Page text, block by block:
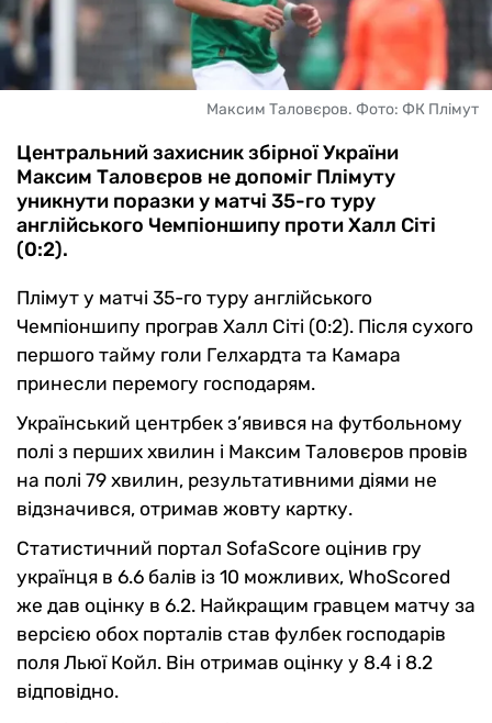
Максим Таловєров. Фото: ФК Плімут
Центральний захисник збірної України
Максим Таловєров не допоміг Плімуту
уникнути поразки у матчі 35-го туру
англійського Чемпіоншипу проти Халл Сіті
(0:2).
Плімут у матчі 35-го туру англійського
Чемпіоншипу програв Халл Сіті (0:2). Після сухого
першого тайму голи Гелхардта та Камара
принесли перемогу господарям.
Український центрбек з’явився на футбольному
полі з перших хвилин і Максим Таловєров провів
на полі 79 хвилин, результативними діями не
відзначився, отримав жовту картку.
Статистичний портал SofaScore оцінив гру
українця в 6.6 балів із 10 можливих, WhoScored
же дав оцінку в 6.2. Найкращим гравцем матчу за
версією обох порталів став фулбек господарів
поля Льюї Койл. Він отримав оцінку у 8.4 і 8.2
відповідно.